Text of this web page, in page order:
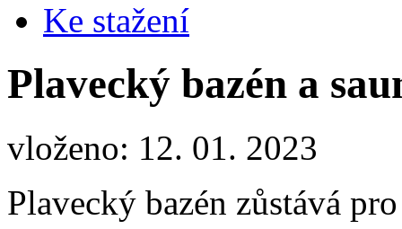
Ke stažení
Plavecký bazén a
vloženo: 12. 01. 2023
Plavecký bazén zůstává